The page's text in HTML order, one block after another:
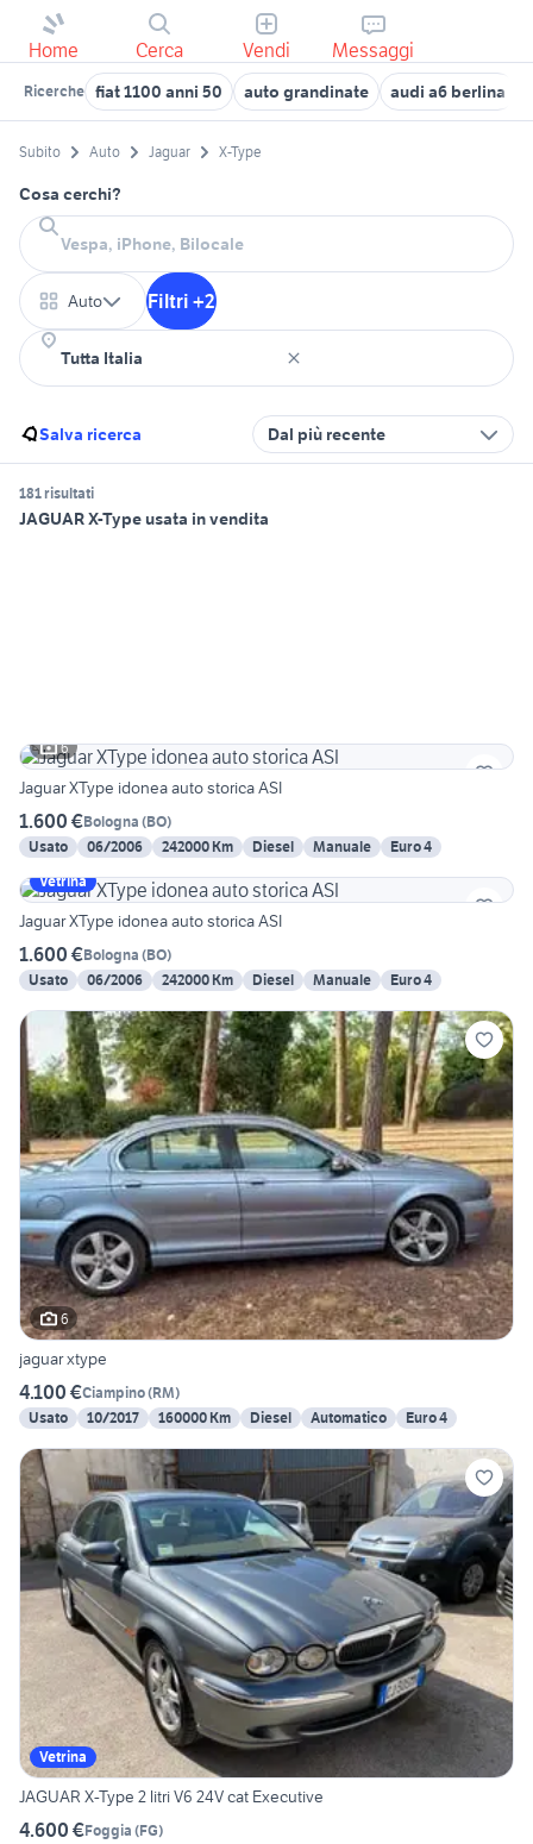
Home Cerca Vendi Messaggi
Ricerche fiat 1100 anni 50 auto grandinate audi a6 berlina
Subito Auto Jaguar X-Type
Cosa cerchi?
Auto Filtri +2
Salva ricerca Dal più recente
181 risultati
JAGUAR X-Type usata in vendita
6
Jaguar XType idonea auto storica ASI
1.600 €Bologna (BO)
Usato
06/2006 242000 Km Diesel Manuale
Euro 4
Vetrina
Jaguar XType idonea auto storica ASI
1.600 €Bologna (BO)
Usato
06/2006 242000 Km Diesel Manuale Euro 4
6
jaguar xtype
4.100 €Ciampino(RM)
Usato
10/2017 160000 Km Diesel Automatico Euro 4
Vetrina
JAGUAR X-Type 2 litri V6 24V cat Executive
4.600 €Foggia (FG)